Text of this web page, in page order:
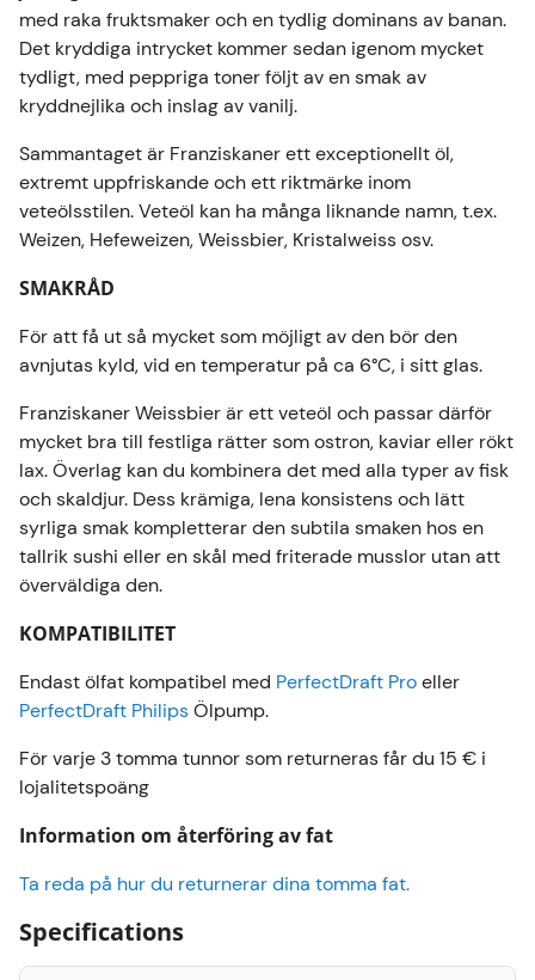
skål med friterade musslor utan att överväldiga
den.
KOMPATIBILITET
ellerPerfectDraft PhilipsÖlpump.
För varje 3 tomma tunnor som returneras får du
15 € i lojalitetspoäng
Information om återföring av fat
Ta reda på hur du returnerar dina tomma fat.
med raka fruktsmaker och en tydlig dominans av banan.
Det kryddiga intrycket kommer sedan igenom mycket
tydligt, med peppriga toner följt av en smak av
kryddnejlika och inslag av vanilj.
Sammantaget är Franziskaner ett exceptionellt öl,
extremt uppfriskande och ett riktmärke inom
veteölsstilen. Veteöl kan ha många liknande namn, t.ex.
Weizen, Hefeweizen, Weissbier, Kristalweiss osv.
SMAKRÅD
För att få ut så mycket som möjligt av den bör den
avnjutas kyld, vid en temperatur på ca 6°C, i sitt glas.
Franziskaner Weissbier är ett veteöl och passar därför
mycket bra till festliga rätter som ostron, kaviar eller rökt
lax. Överlag kan du kombinera det med alla typer av fisk
och skaldjur. Dess krämiga, lena konsistens och lätt
syrliga smak kompletterar den subtila smaken hos en
tallrik sushi eller en skål med friterade musslor utan att
överväldiga den.
KOMPATIBILITET
Endast ölfat kompatibel med PerfectDraft Proeller
PerfectDraft PhilipsÖlpump.
För varje 3 tomma tunnor som returneras får du 15 € i
lojalitetspoäng
Information om återföring av fat
Ta reda på hur du returnerar dina tomma fat.
Specifications